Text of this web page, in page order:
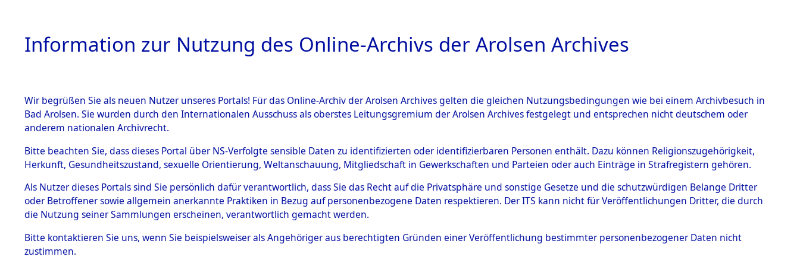
HOME BESTANDSBESCHREIBUNG ARCHIVALE INHALT ÜBERSICHT BILD
BESTÄNDE
Inhaftierungsdoku
mente
5. Verschiedenes
Todesmärsche
5.3.1 Alliierte
Auswertungen von Daten über unbekannte ausländische
Todesopfer und unbekannte Todesopfer aus
Konzentrationslagern und deren Grabstätten.→0003 (84610232)
0003 (84610232)
Information zur Nutzung des Online-Archivs der Arolsen Archives
Wir begrüßen Sie als neuen Nutzer unseres Portals! Für das Online-Archiv der Arolsen Archives gelten die gleichen Nutzungsbedingungen wie bei einem Archivbesuch in
Bad Arolsen. Sie wurden durch den Internationalen Ausschuss als oberstes Leitungsgremium der Arolsen Archives festgelegt und entsprechen nicht deutschem oder
anderem nationalen Archivrecht.
Bitte beachten Sie, dass dieses Portal über NS-Verfolgte sensible Daten zu identifizierten oder identifizierbaren Personen enthält. Dazu können Religionszugehörigkeit,
Herkunft, Gesundheitszustand, sexuelle Orientierung, Weltanschauung, Mitgliedschaft in Gewerkschaften und Parteien oder auch Einträge in Strafregistern gehören.
Als Nutzer dieses Portals sind Sie persönlich dafür verantwortlich, dass Sie das Recht auf die Privatsphäre und sonstige Gesetze und die schutzwürdigen Belange Dritter
oder Betroffener sowie allgemein anerkannte Praktiken in Bezug auf personenbezogene Daten respektieren. Der ITS kann nicht für Veröffentlichungen Dritter, die durch
die Nutzung seiner Sammlungen erscheinen, verantwortlich gemacht werden.
Bitte kontaktieren Sie uns, wenn Sie beispielsweiser als Angehöriger aus berechtigten Gründen einer Veröffentlichung bestimmter personenbezogener Daten nicht
zustimmen.